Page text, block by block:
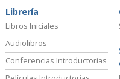
Librería
Libros Iniciales
Audiolibros
Conferencias Introductorias